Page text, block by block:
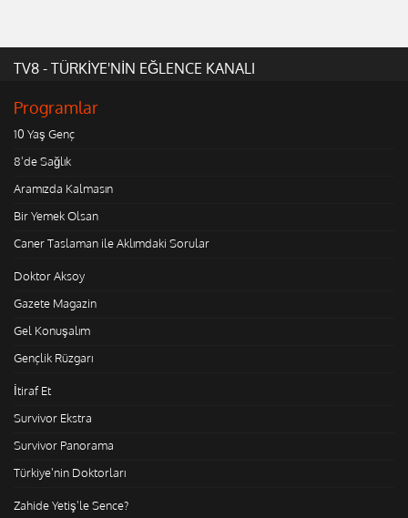
TV8 - TÜRKİYE'NİN EĞLENCE KANALI
Programlar
10 Yaş Genç
8'de Sağlık
Aramızda Kalmasın
Bir Yemek Olsan
Caner Taslaman ile Aklımdaki Sorular
Doktor Aksoy
Gazete Magazin
Gel Konuşalım
Gençlik Rüzgarı
İtiraf Et
Survivor Ekstra
Survivor Panorama
Türkiye'nin Doktorları
Zahide Yetiş'le Sence?